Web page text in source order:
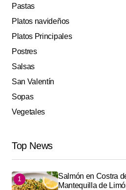
Pastas
Platos navideños
Platos Principales
Postres
Salsas
San Valentín
Sopas
Vegetales
Top News
Salmón en Costra
Mantequilla de